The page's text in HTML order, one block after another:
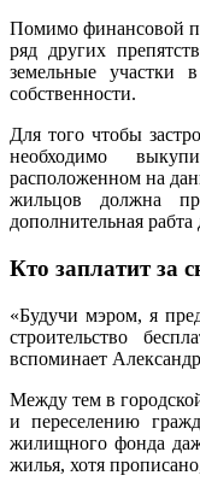
Помимо финансовой
ряд других
земельные участки
собственности.
Для того чтобы
необходимо
расположенном на
жильцов должна
дополнительная
Кто заплатит за
«Будучи мэром, я
строительство
вспоминает
Между тем в
и переселению
жилищного фонда
жилья, хотя